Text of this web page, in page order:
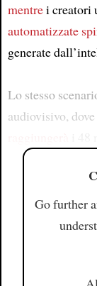
mentrei creatori
automatizzate
generate
Lo stesso
audiovisivo,
Go further